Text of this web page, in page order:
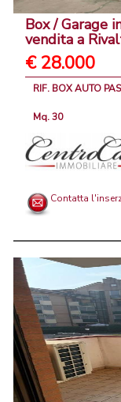
Box / Garage
vendita a
€ 28.000
RIF. BOX AUTO
Mq. 30
Contatta